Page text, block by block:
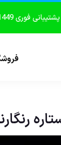
پشتیبانی فوری 09356481449